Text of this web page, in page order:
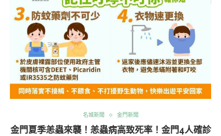
名城新聞 金門新聞
金門夏季恙蟲來襲！恙蟲病高致死率！金門4人確診